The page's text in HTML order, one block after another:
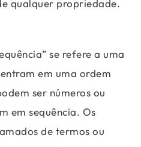
qualquer propriedade.
se refere a uma
em uma ordem
ser números ou
em sequência. Os
de termos ou